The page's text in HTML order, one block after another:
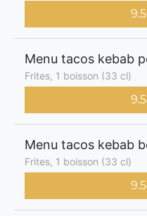
Menu tacos kebab
Frites, 1 boisson (33 cl)
Menu tacos kebab
Frites, 1 boisson (33 cl)